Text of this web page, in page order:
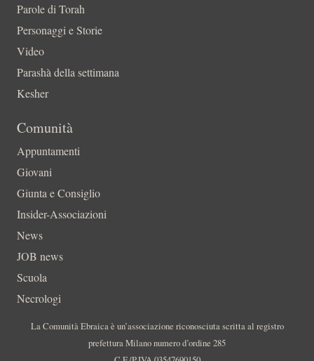
Parole di Torah
Personaggi e Storie
Video
Parashà della settimana
Kesher
Comunità
Appuntamenti
Giovani
Giunta e Consiglio
Insider-Associazioni
News
JOB news
Scuola
Necrologi
La Comunità Ebraica è un’associazione riconosciuta scritta al registro
prefettura Milano numero d’ordine 285